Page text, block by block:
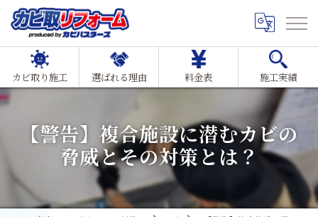
カビ取り施工 選ばれる理由 料金表 施工実績
【警告】複合施設に潜むカビの
脅威とその対策とは？